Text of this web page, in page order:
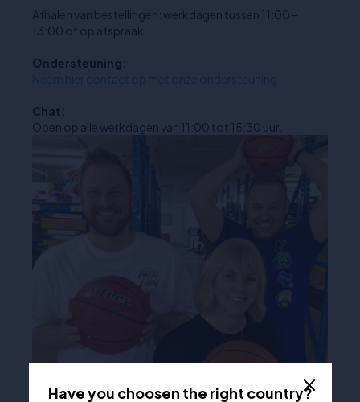
Afhalen van bestellingen: werkdagen tussen 11:00 -
13:00 of op afspraak.
Ondersteuning:
Chat:
Open op alle werkdagen van 11:00 tot 15:30 uur.
Have you choosen the right country?